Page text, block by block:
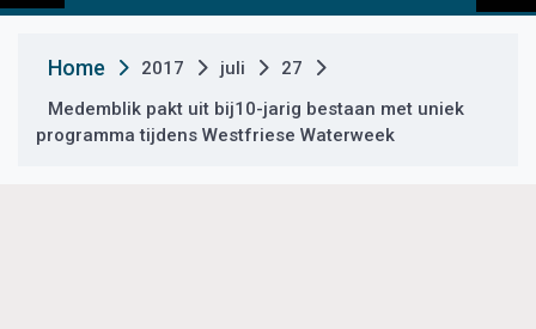
t
Home 2017 juli
27
Medemblik pakt uit bij10-jarig bestaan met uniek
programma tijdens Westfriese Waterweek